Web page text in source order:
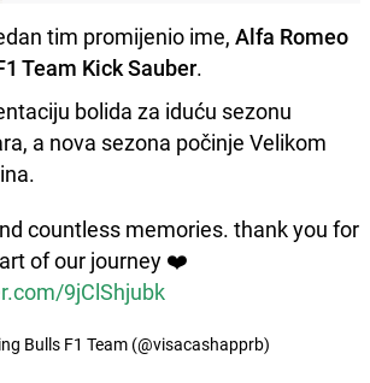
tim promijenio ime, Alfa Romeo
Team Kick Sauber.
bolida za iduću sezonu
a nova sezona počinje Velikom
countless memories. thank you for
of our journey ❤️
9jClShjubk
Bulls F1 Team (@visacashapprb)